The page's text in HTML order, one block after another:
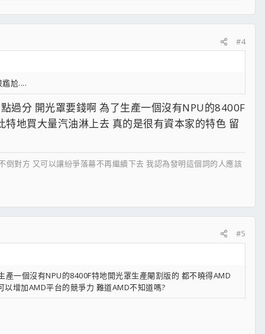
#4
尬....
過分 開光罩要錢啊 為了生產一個沒有NPU的8400F
地買大量汽油淋上去 真的是很有資本家的特色 留
對方 又可以讓紛爭落幕不再繼續下去 我認為發明這個詞的人應該
#5
一個沒有NPU的8400F特地開光罩生產閹割版的 都不曉得AMD
增加AMD平台的競爭力 難道AMD不知道嗎?